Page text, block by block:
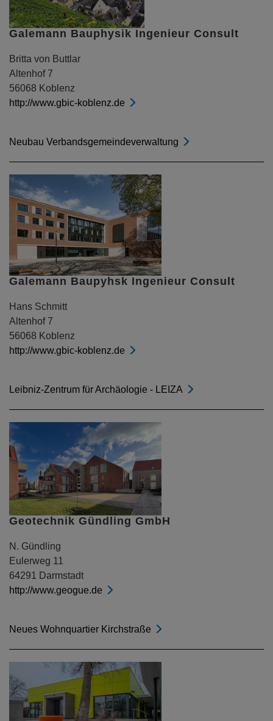
Galemann Bauphysik Ingenieur Consult
Britta von Buttlar
Altenhof 7
56068 Koblenz
http://www.gbic-koblenz.de
Neubau Verbandsgemeindeverwaltung
Galemann Baupyhsk Ingenieur Consult
Hans Schmitt
Altenhof 7
56068 Koblenz
http://www.gbic-koblenz.de
Leibniz-Zentrum für Archäologie - LEIZA
Geotechnik Gündling GmbH
N. Gündling
Eulerweg 11
64291 Darmstadt
http://www.geogue.de
Neues Wohnquartier Kirchstraße